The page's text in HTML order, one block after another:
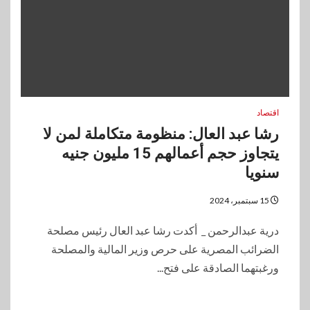
اقتصاد
رشا عبد العال: منظومة متكاملة لمن لا
يتجاوز حجم أعمالهم 15 مليون جنيه
سنويا
درية عبدالرحمن _ أكدت رشا عبد العال رئيس مصلحة
الضرائب المصرية على حرص وزير المالية والمصلحة
ورغبتهما الصادقة على فتح...